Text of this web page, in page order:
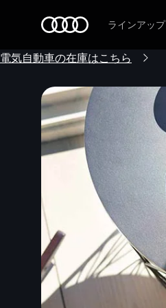
ラインアップ
電気自動車の在庫はこちら